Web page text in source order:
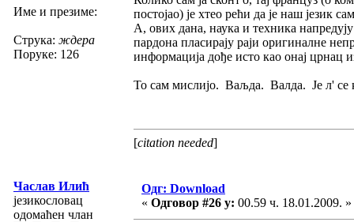
Име и презиме:
Струка: ждера
Поруке: 126
постојао) је хтео рећи да је наш језик
А, ових дана, наука и техника
пардона пласирају раји оригиналне
информација дође исто као онај црнац
То сам мислијо. Ваљда. Валда. Је л' се
[citation needed]
Часлав Илић
језикословац
одомаћен члан
Одг: Download
« Одговор #26 у: 00.59 ч. 18.01.2009. »